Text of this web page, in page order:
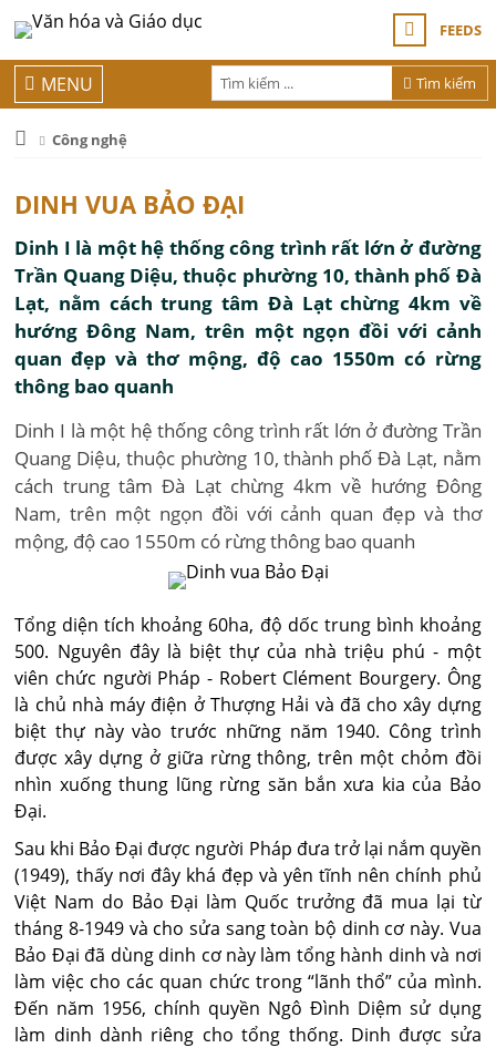
FEEDS
Tìm kiếm
MENU
Công nghệ
DINH VUA BẢO ĐẠI
Dinh I là một hệ thống công trình rất lớn ở đường
Trần Quang Diệu, thuộc phường 10, thành phố Đà
Lạt, nằm cách trung tâm Đà Lạt chừng 4km về
hướng Đông Nam, trên một ngọn đồi với cảnh
quan đẹp và thơ mộng, độ cao 1550m có rừng
thông bao quanh
Dinh I là một hệ thống công trình rất lớn ở đường Trần
Quang Diệu, thuộc phường 10, thành phố Đà Lạt, nằm
cách trung tâm Đà Lạt chừng 4km về hướng Đông
Nam, trên một ngọn đồi với cảnh quan đẹp và thơ
mộng, độ cao 1550m có rừng thông bao quanh
Tổng diện tích khoảng 60ha, độ dốc trung bình khoảng
500. Nguyên đây là biệt thự của nhà triệu phú - một
viên chức người Pháp - Robert Clément Bourgery. Ông
là chủ nhà máy điện ở Thượng Hải và đã cho xây dựng
biệt thự này vào trước những năm 1940. Công trình
được xây dựng ở giữa rừng thông, trên một chỏm đồi
nhìn xuống thung lũng rừng săn bắn xưa kia của Bảo
Đại.
Sau khi Bảo Đại được người Pháp đưa trở lại nắm quyền
(1949), thấy nơi đây khá đẹp và yên tĩnh nên chính phủ
Việt Nam do Bảo Đại làm Quốc trưởng đã mua lại từ
tháng 8-1949 và cho sửa sang toàn bộ dinh cơ này. Vua
Bảo Đại đã dùng dinh cơ này làm tổng hành dinh và nơi
làm việc cho các quan chức trong “lãnh thổ” của mình.
Đến năm 1956, chính quyền Ngô Đình Diệm sử dụng
làm dinh dành riêng cho tổng thống. Dinh được sửa